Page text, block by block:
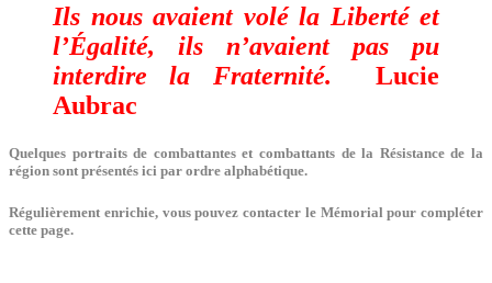
Ils nous avaient volé la Liberté et
l’Égalité, ils n’avaient pas pu
interdire la Fraternité.
Lucie
Aubrac
Quelques portraits de combattantes et combattants de la Résistance de la
région sont présentés ici par ordre alphabétique.
Régulièrement enrichie, vous pouvez contacter le Mémorial pour compléter
cette page.